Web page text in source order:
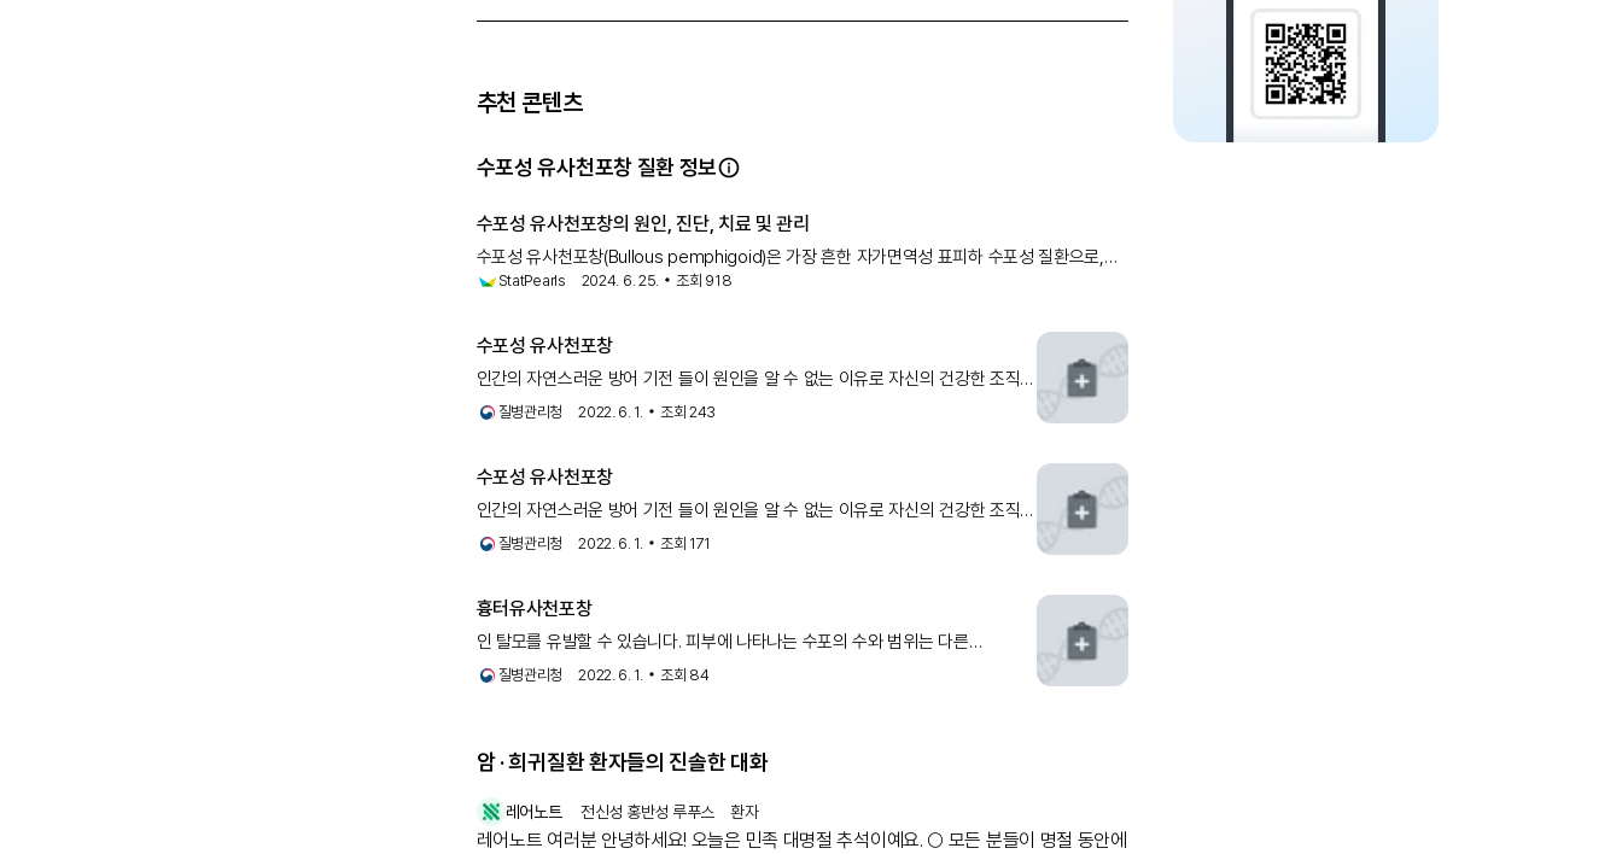
추천 콘텐츠
수포성 유사천포창 질환 정보
수포성 유사천포창의 원인, 진단, 치료 및 관리
수포성 유사천포창(Bullous pemphigoid)은 가장 흔한 자가면역성 표피하 수포성 질환으로,
표피하 면역수포성 질환
StatPearls 2024. 6. 25. 조회 918
수포성 유사천포창
인간의 자연스러운 방어 기전 들이 원인을 알 수 없는 이유로 자신의 건강한 조직을
공격할 때 발생합니다. 수포성 유사천포창의 항원은 표피 기저세포 반결합체
질병관리청 2022. 6. 1. 조회 243
수포성 유사천포창
인간의 자연스러운 방어 기전 들이 원인을 알 수 없는 이유로 자신의 건강한 조직을
공격할 때 발생합니다. 수포성 유사천포창의 항원은 표피 기저세포 반결합체
질병관리청 2022. 6. 1. 조회 171
흉터유사천포창
인 탈모를 유발할 수 있습니다. 피부에 나타나는 수포의 수와 범위는 다른
자가면역성 수포성질환인 천포창이나 수포성 유사천포창 보다는 대개 적은
질병관리청 2022. 6. 1. 조회 84
암 · 희귀질환 환자들의 진솔한 대화
레어노트 전신성 홍반성 루푸스 환자
레어노트 여러분 안녕하세요! 오늘은 민족 대명절 추석이예요. 🌕 모든 분들이 명절 동안에